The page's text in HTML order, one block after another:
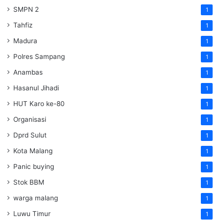
SMPN 2 1
Tahfiz 1
Madura 1
Polres Sampang 1
Anambas 1
Hasanul Jihadi 1
HUT Karo ke-80 1
Organisasi 1
Dprd Sulut 1
Kota Malang 1
Panic buying 1
Stok BBM 1
warga malang 1
Luwu Timur 1